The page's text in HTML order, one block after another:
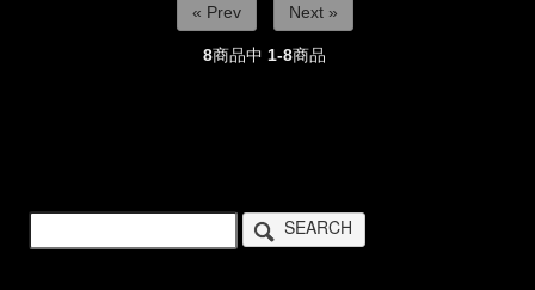
« Prev Next »
8商品中 1-8商品
SEARCH